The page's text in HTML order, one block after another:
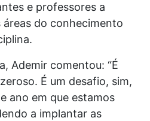
e professores a
do conhecimento
Ademir comentou: “É
É um desafio, sim,
ano em que estamos
a implantar as